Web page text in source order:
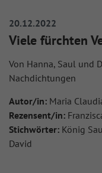
20.12.2022
Viele fürchten
Von Hanna, Saul und
Nachdichtungen
Autor/in: Maria
Rezensent/in:
Stichwörter: König
David